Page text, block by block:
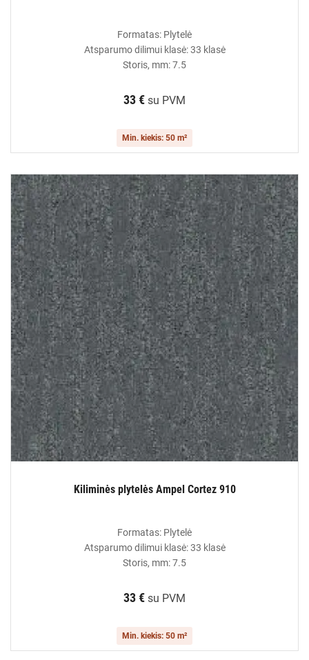
Formatas: Plytelė
Atsparumo dilimui klasė: 33 klasė
Storis, mm: 7.5
33 € su PVM
Min. kiekis: 50 m²
Kiliminės plytelės Ampel Cortez 910
Formatas: Plytelė
Atsparumo dilimui klasė: 33 klasė
Storis, mm: 7.5
33 € su PVM
Min. kiekis: 50 m²